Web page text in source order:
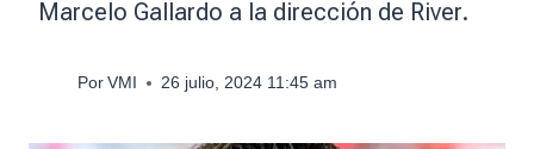
Marcelo Gallardo a la dirección de River.
Por VMI 26 julio, 2024 11:45 am